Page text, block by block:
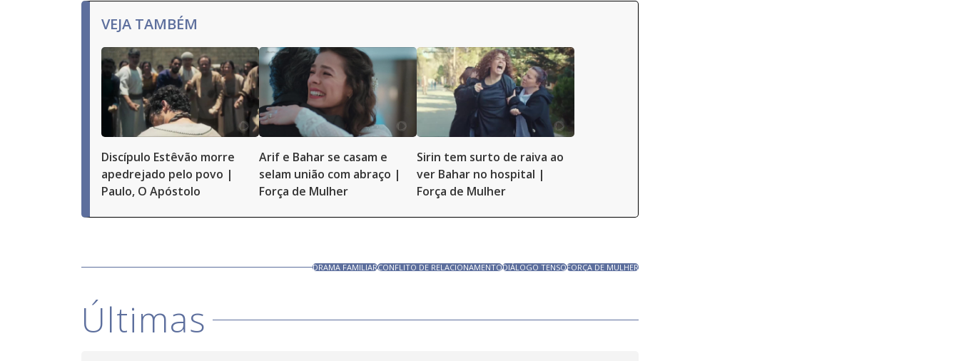
VEJA TAMBÉM
Discípulo Estêvão morre
apedrejado pelo povo |
Paulo, O Apóstolo
Arif e Bahar se casam e
selam união com abraço |
Força de Mulher
Sirin tem surto de raiva ao
ver Bahar no hospital |
Força de Mulher
DRAMA FAMILIARCONFLITO DE RELACIONAMENTODIÁLOGO TENSOFORÇA DE MULHER
Últimas